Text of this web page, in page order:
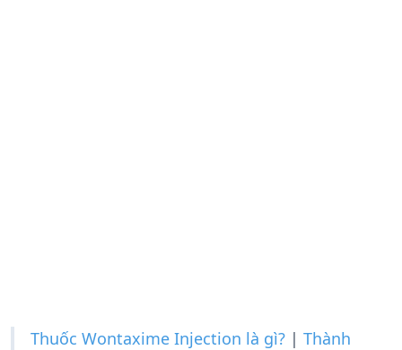
Thuốc Wontaxime Injection là gì? | Thành